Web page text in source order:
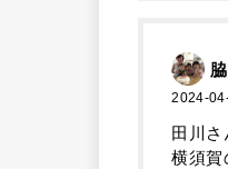
2024-
田川さ
横須賀